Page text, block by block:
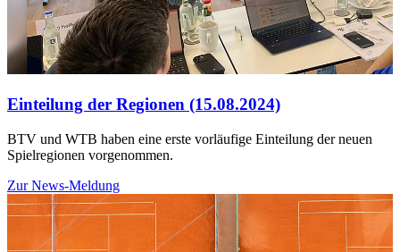
Einteilung der Regionen (15.08.2024)
BTV und WTB haben eine erste vorläufige Einteilung der neuen
Spielregionen vorgenommen.
Zur News-Meldung